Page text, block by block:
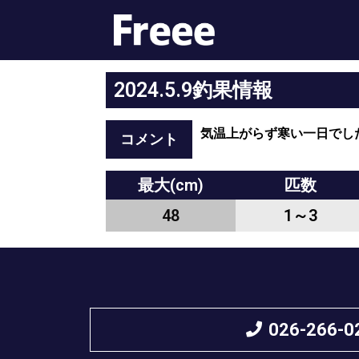
2024.5.9釣果情報
コメント 気温上がらず寒い一日で
最大(cm)
48
匹数
1～3
026-266-